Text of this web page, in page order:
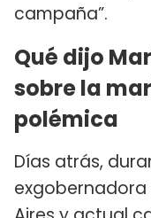
campaña”.
Qué dijo
sobre la
polémica
Días atrás,
exgobernadora